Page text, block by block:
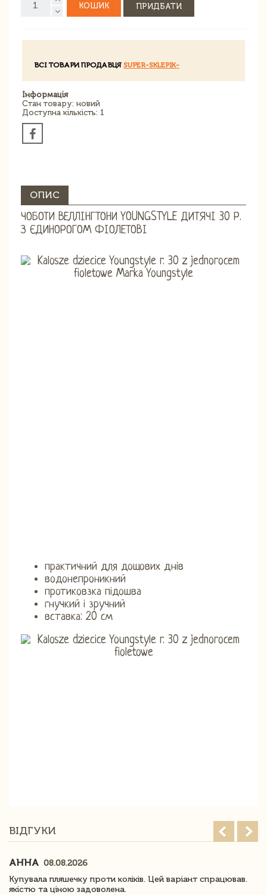
КОШИК ПРИДБАТИ
ВСІ ТОВАРИ ПРОДАВЦЯ SUPER-SKLEPIK-
Інформація
Стан товару: новий
Доступна кількість: 1
ОПИС
ЧОБОТИ ВЕЛЛІНГТОНИ YOUNGSTYLE ДИТЯЧІ 30 Р.
З ЄДИНОРОГОМ ФІОЛЕТОВІ
практичний для дощових днів
водонепроникний
протиковзка підошва
гнучкий і зручний
вставка: 20 см
ВІДГУКИ
АННА 08.08.2026
Купувала пляшечку проти коліків. Цей варіант спрацював.
якістю та ціною задоволена.